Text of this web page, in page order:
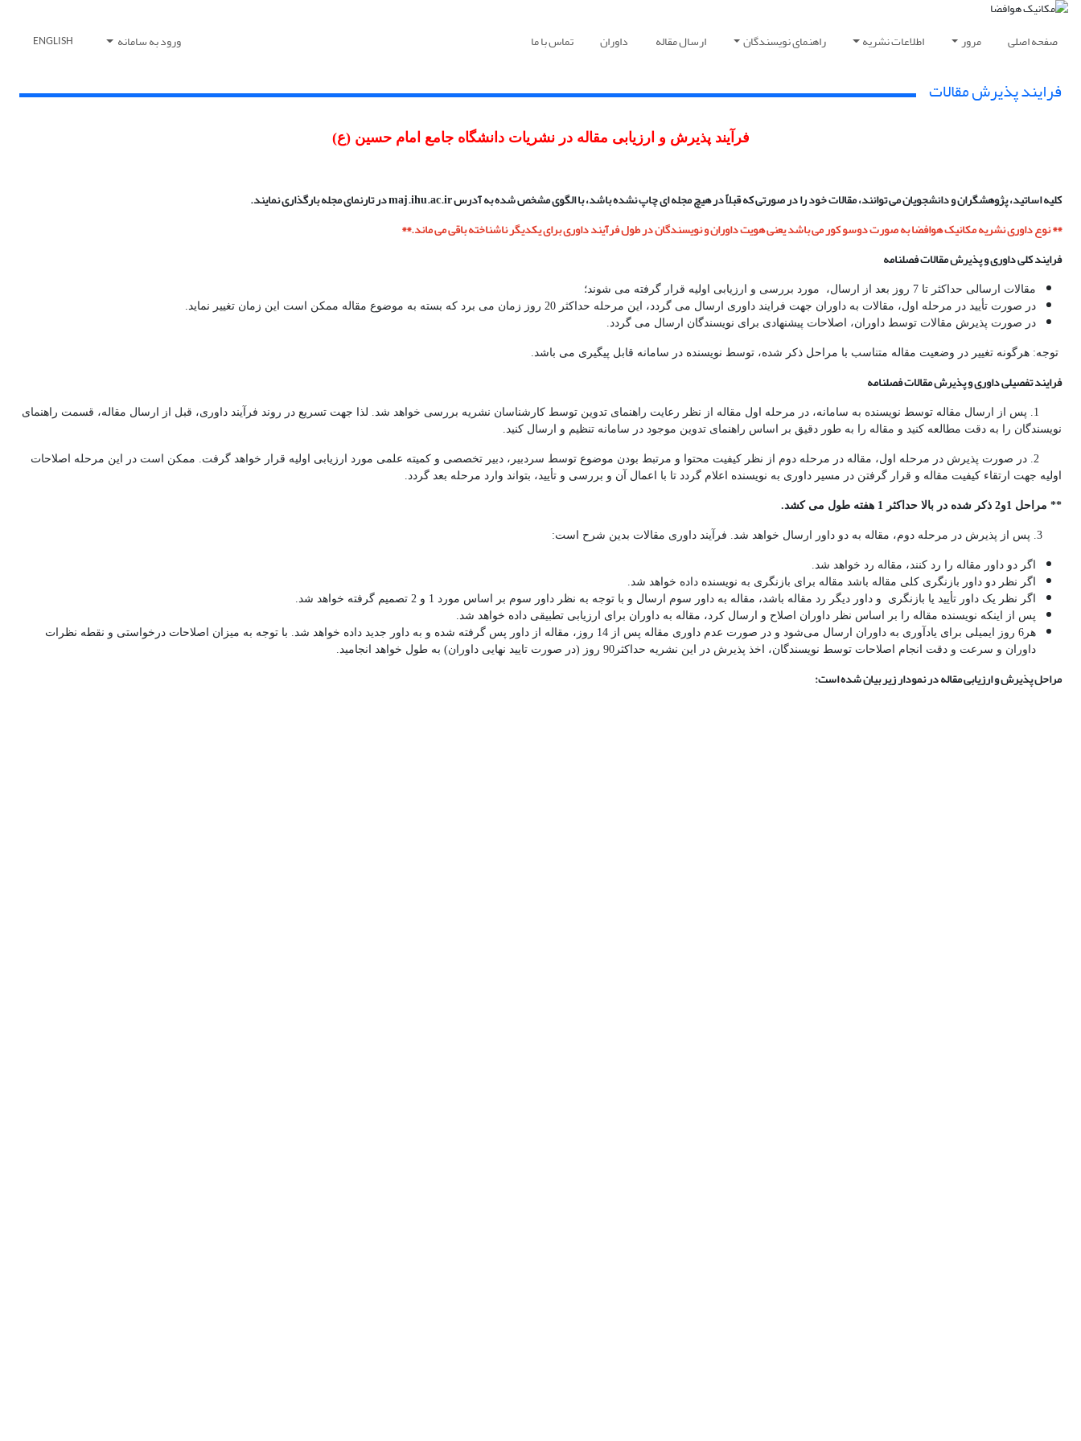
صفحه اصلی مرور اطلاعات نشریه راهنمای نویسندگان ارسال مقاله داوران تماس با ما ورود به سامانه ENGLISH
فرایند پذیرش مقالات
فرآیند پذیرش و ارزیابی مقاله در نشریات دانشگاه جامع امام حسین (ع)
کلیه اساتید، پژوهشگران و دانشجویان می­ توانند، مقالات خود را در صورتی­ که قبلاً در هیچ مجله ­ای چاپ نشده باشد، با الگوی مشخص ­شده به آدرسmaj.ihu.ac.ir در تارنمای مجله بارگذاری نمایند.
** نوع داوری نشریه مکانیک هوافضا به صورت دوسو کور می باشد یعنیهویت داوران و نویسندگان در طول فرآیند داوری برای یکدیگر ناشناخته باقی می ماند.**
فرایند کلی داوری و پذیرش مقالات فصلنامه
مقالات ارسالی حداکثر تا 7 روز بعد از ارسال، مورد بررسی و ارزیابی اولیه قرار گرفته می شوند؛
در صورت تأیید در مرحله اول، مقالات به داوران جهت فرایند داوری ارسال می گردد، این مرحله حداکثر 20 روز زمان می برد که بسته به موضوع مقاله ممکن است این زمان تغییر نماید.
در صورت پذیرش مقالات توسط داوران، اصلاحات پیشنهادی برای نویسندگان ارسال می گردد.
توجه: هرگونه تغییر در وضعیت مقاله متناسب با مراحل ذکر شده، توسط نویسنده در سامانه قابل پیگیری می باشد.
فرایند تفصیلی داوری و پذیرش مقالات فصلنامه
1. پس از ارسال مقاله توسط نویسنده به سامانه، در مرحله اول مقاله از نظر رعایت راهنمای تدوین توسط کارشناسان نشریه بررسی خواهد شد. لذا جهت تسریع در روند فرآیند داوری، قبل از ارسال مقاله، قسمت راهنمای
نویسندگان را به دقت مطالعه کنید و مقاله را به طور دقیق بر اساس راهنمای تدوین موجود در سامانه تنظیم و ارسال کنید.
2. در صورت پذیرش در مرحله اول، مقاله در مرحله دوم از نظر کیفیت محتوا و مرتبط بودن موضوع توسط سردبیر، دبیر تخصصی و کمیته علمی مورد ارزیابی اولیه قرار خواهد گرفت. ممکن است در این مرحله اصلاحات
اولیه جهت ارتقاء کیفیت مقاله و قرار گرفتن در مسیر داوری به نویسنده اعلام گردد تا با اعمال آن و بررسی و تأیید، بتواند وارد مرحله بعد گردد.
** مراحل 1و2 ذکر شده در بالا حداکثر 1 هفته طول می کشد.
اگر دو داور مقاله را رد کنند، مقاله رد خواهد شد.
اگر نظر دو داور بازنگری کلی مقاله باشد مقاله برای بازنگری به نویسنده داده خواهد شد.
اگر نظر یک داور تأیید یا بازنگری و داور دیگر رد مقاله باشد، مقاله به داور سوم ارسال و با توجه به نظر داور سوم بر اساس مورد 1 و 2 تصمیم گرفته خواهد شد.
پس از اینکه نویسنده مقاله را بر اساس نظر داوران اصلاح و ارسال کرد، مقاله به داوران برای ارزیابی تطبیقی داده خواهد شد.
هر6 روز ایمیلی برای یادآوری به داوران ارسال می‌شود و در صورت عدم داوری مقاله پس از 14 روز، مقاله از داور پس گرفته شده و به داور جدید داده خواهد شد. با توجه به میزان اصلاحات درخواستی و نقطه نظرات
داوران و سرعت و دقت انجام اصلاحات توسط نویسندگان، اخذ پذیرش در این نشریه حداکثر90 روز (در صورت تایید نهایی داوران) به طول خواهد انجامید.
مراحل پذیرش و ارزیابی مقاله در نمودار زیر بیان شده است: